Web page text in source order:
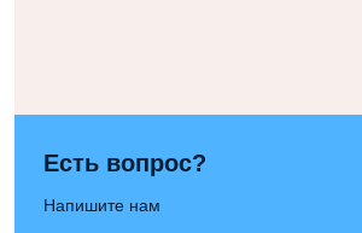
Есть вопрос?
Напишите нам